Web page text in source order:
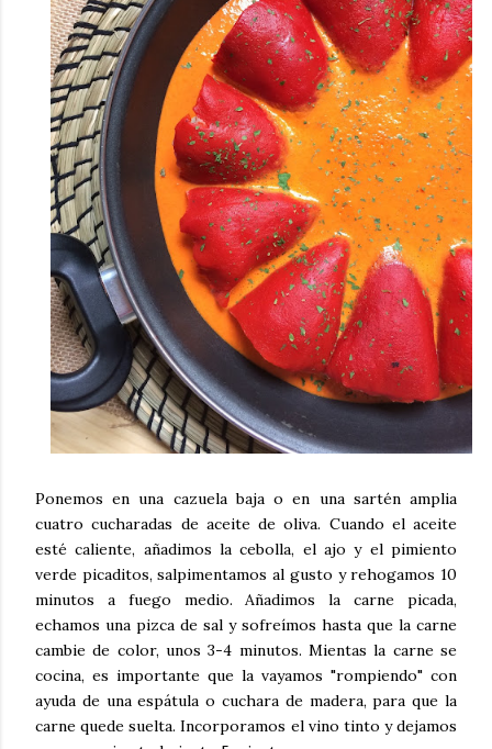
Ponemos en una cazuela baja o en una sartén amplia
cuatro cucharadas de aceite de oliva. Cuando el aceite
esté caliente, añadimos la cebolla, el ajo y el pimiento
verde picaditos, salpimentamos al gusto y rehogamos 10
minutos a fuego medio. Añadimos la carne picada,
echamos una pizca de sal y sofreímos hasta que la carne
cambie de color, unos 3-4 minutos. Mientas la carne se
cocina, es importante que la vayamos "rompiendo" con
ayuda de una espátula o cuchara de madera, para que la
carne quede suelta. Incorporamos el vino tinto y dejamos